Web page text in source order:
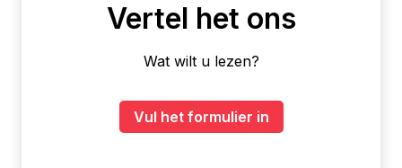
Vertel het ons
Wat wilt u lezen?
Vul het formulier in